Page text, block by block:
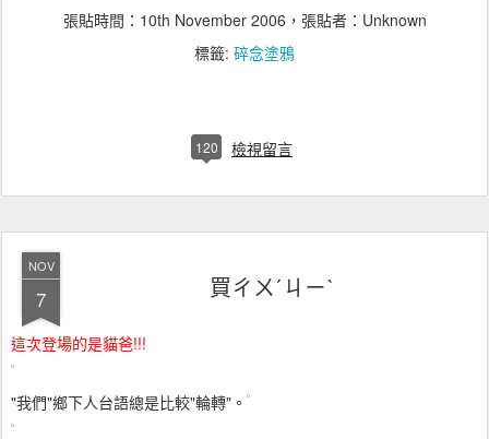
張貼時間： 10th November 2006 ，張貼者：Unknown
標籤: 碎念塗鴉
120 檢視留言
NOV
7 買ㄔㄨˊㄐㄧˋ
這次登場的是貓爸!!!
"我們"鄉下人台語總是比較"輪轉"。